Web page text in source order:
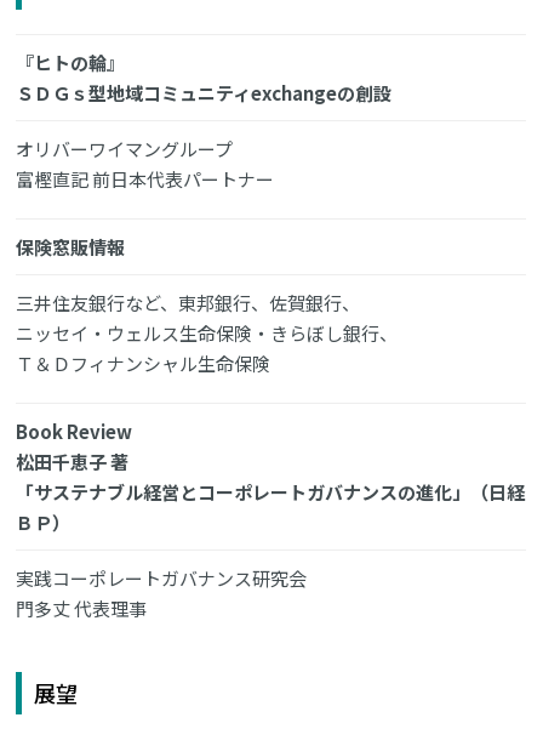
『ヒトの輪』
ＳＤＧｓ型地域コミュニティexchangeの創設
オリバーワイマングループ
富樫直記 前日本代表パートナー
保険窓販情報
三井住友銀行など、東邦銀行、佐賀銀行、
ニッセイ・ウェルス生命保険・きらぼし銀行、
Ｔ＆Ｄフィナンシャル生命保険
Book Review
松田千恵子 著
「サステナブル経営とコーポレートガバナンスの進化」（日経
ＢＰ）
実践コーポレートガバナンス研究会
門多丈 代表理事
展望